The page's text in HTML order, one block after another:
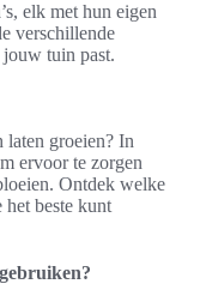
elk met hun eigen
verschillende
tuin past.
laten groeien? In
ervoor te zorgen
Ontdek welke
het beste kunt